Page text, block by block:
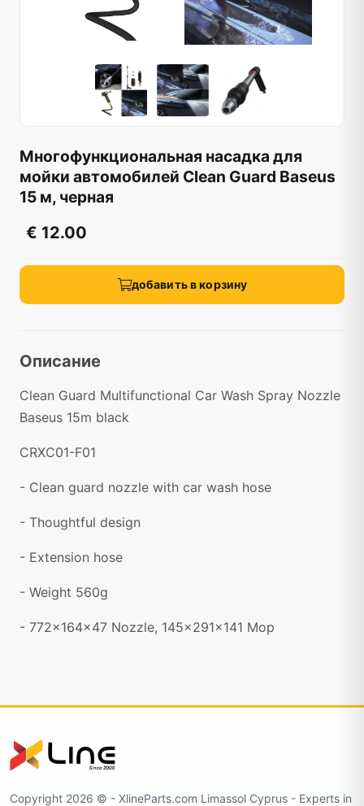
Многофункциональная насадка для
мойки автомобилей Clean Guard Baseus
15 м, черная
€ 12.00
добавить в корзину
Описание
Clean Guard Multifunctional Car Wash Spray Nozzle
Baseus 15m black
CRXC01-F01
- Clean guard nozzle with car wash hose
- Thoughtful design
- Extension hose
- Weight 560g
- 772x164x47 Nozzle, 145x291x141 Mop
Copyright 2026 ©️ - XlineParts.com Limassol Cyprus - Experts in